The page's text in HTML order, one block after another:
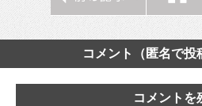
コメント（匿名で投
コメントを